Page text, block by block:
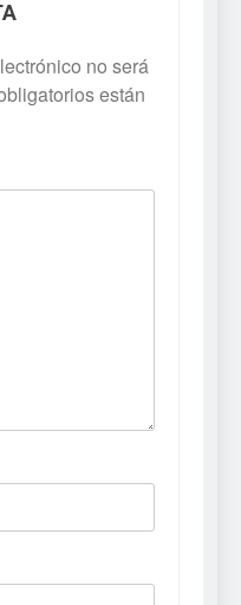
no será
están